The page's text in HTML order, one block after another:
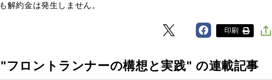
も解約金は発生しません。
印刷
"フロントランナーの構想と実践" の連載記事